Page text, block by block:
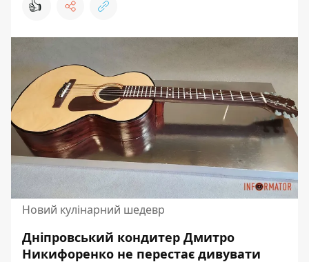
👍
Новий кулінарний шедевр
Дніпровський кондитер Дмитро
Никифоренко не перестає дивувати